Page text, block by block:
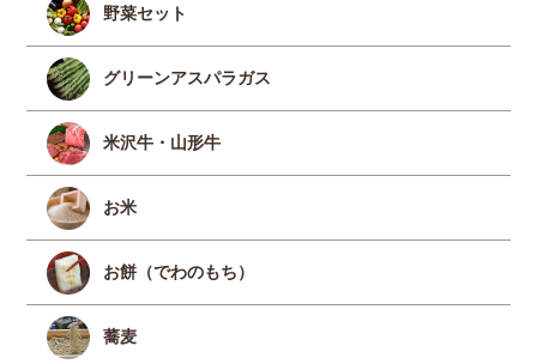
野菜セット
グリーンアスパラガス
米沢牛・山形牛
お米
お餅（でわのもち）
蕎麦